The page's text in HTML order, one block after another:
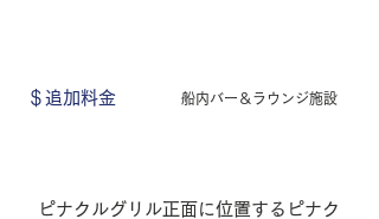
＄追加料金 船内バー＆ラウンジ施設
ピナクルグリル正面に位置するピナク